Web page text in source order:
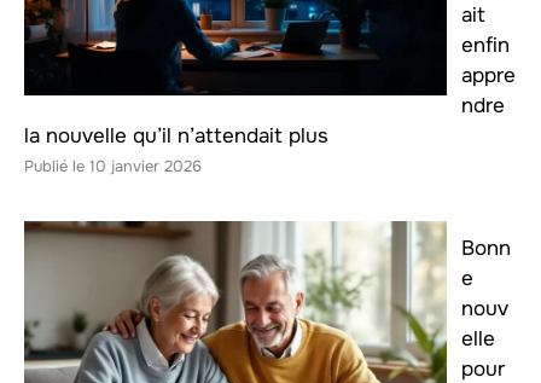
ait
enfin
appre
ndre
la nouvelle qu’il n’attendait plus
10 janvier 2026
Bonn
e
nouv
elle
pour